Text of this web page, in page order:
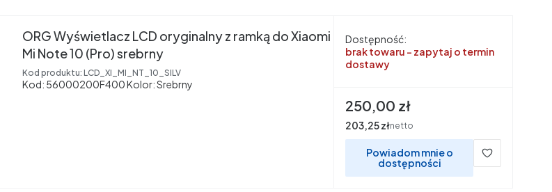
ORG Wyświetlacz LCD oryginalny z ramką do Xiaomi
Mi Note 10 (Pro) srebrny
Kod produktu: LCD_XI_MI_NT_10_SILV
Kod: 56000200F400 Kolor: Srebrny
Dostępność:
brak towaru - zapytaj o termin
dostawy
Cena
250,00 zł
Cena
203,25 złnetto
Powiadom mnie o
dostępności